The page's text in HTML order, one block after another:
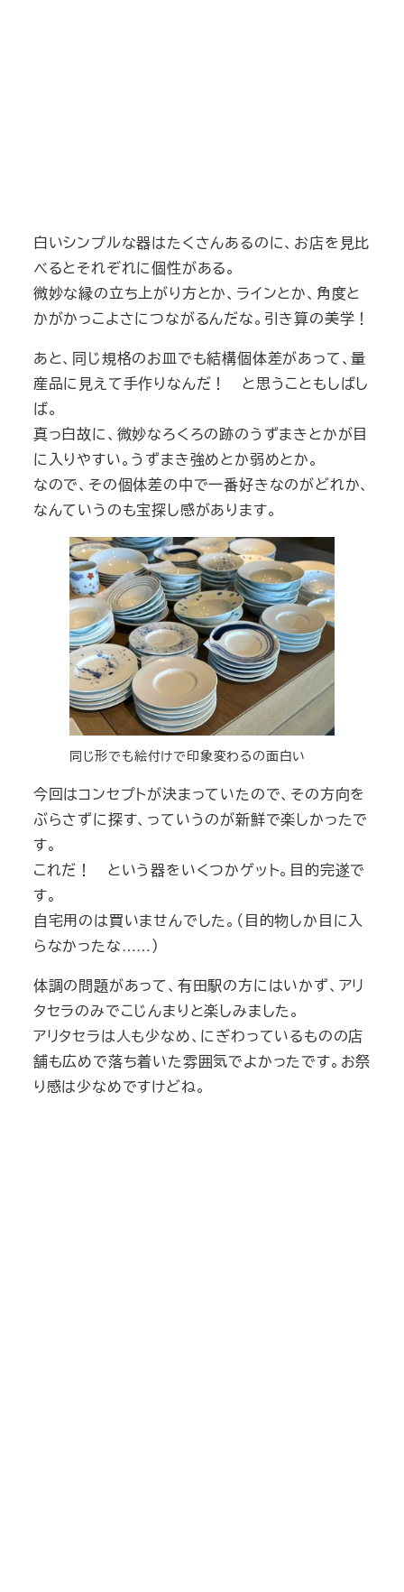
白いシンプルな器はたくさんあるのに、お店を見比
べるとそれぞれに個性がある。
微妙な縁の立ち上がり方とか、ラインとか、角度と
かがかっこよさにつながるんだな。引き算の美学！
あと、同じ規格のお皿でも結構個体差があって、量
産品に見えて手作りなんだ！ と思うこともしばし
ば。
真っ白故に、微妙なろくろの跡のうずまきとかが目
に入りやすい。うずまき強めとか弱めとか。
なので、その個体差の中で一番好きなのがどれか、
なんていうのも宝探し感があります。
同じ形でも絵付けで印象変わるの面白い
今回はコンセプトが決まっていたので、その方向を
ぶらさずに探す、っていうのが新鮮で楽しかったで
す。
これだ！ という器をいくつかゲット。目的完遂で
す。
自宅用のは買いませんでした。（目的物しか目に入
らなかったな……）
体調の問題があって、有田駅の方にはいかず、アリ
タセラのみでこじんまりと楽しみました。
アリタセラは人も少なめ、にぎわっているものの店
舗も広めで落ち着いた雰囲気でよかったです。お祭
り感は少なめですけどね。